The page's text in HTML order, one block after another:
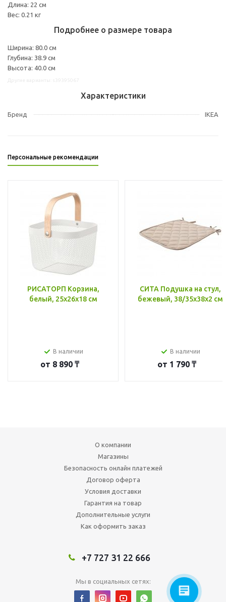
Длина: 22 см
Вес: 0.21 кг
Подробнее о размере товара
Ширина: 80.0 см
Глубина: 38.9 см
Высота: 40.0 см
Характеристики
Бренд IKEA
Персональные рекомендации
РИСАТОРП Корзина,
белый, 25x26x18 см
В наличии
от 8 890 ₸
СИТА Подушка на стул,
бежевый, 38/35x38x2 см
В наличии
от 1 790 ₸
О компании
Магазины
Безопасность онлайн платежей
Договор оферта
Условия доставки
Гарантия на товар
Дополнительные услуги
Как оформить заказ
+7 727 31 22 666
Мы в социальных сетях: